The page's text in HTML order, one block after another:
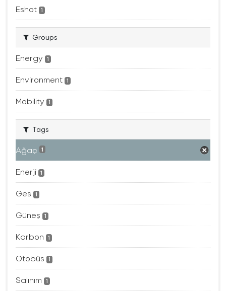
Eshot 1
Groups
Energy 1
Environment 1
Mobility 1
Tags
Ağaç 1
Enerji 1
Ges 1
Güneş 1
Karbon 1
Otobüs 1
Salınım 1